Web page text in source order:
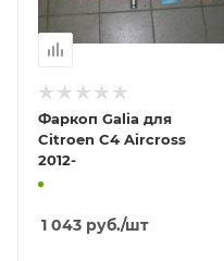
Фаркоп Galia для
Citroen C4 Aircross
2012-
1 043 руб./шт